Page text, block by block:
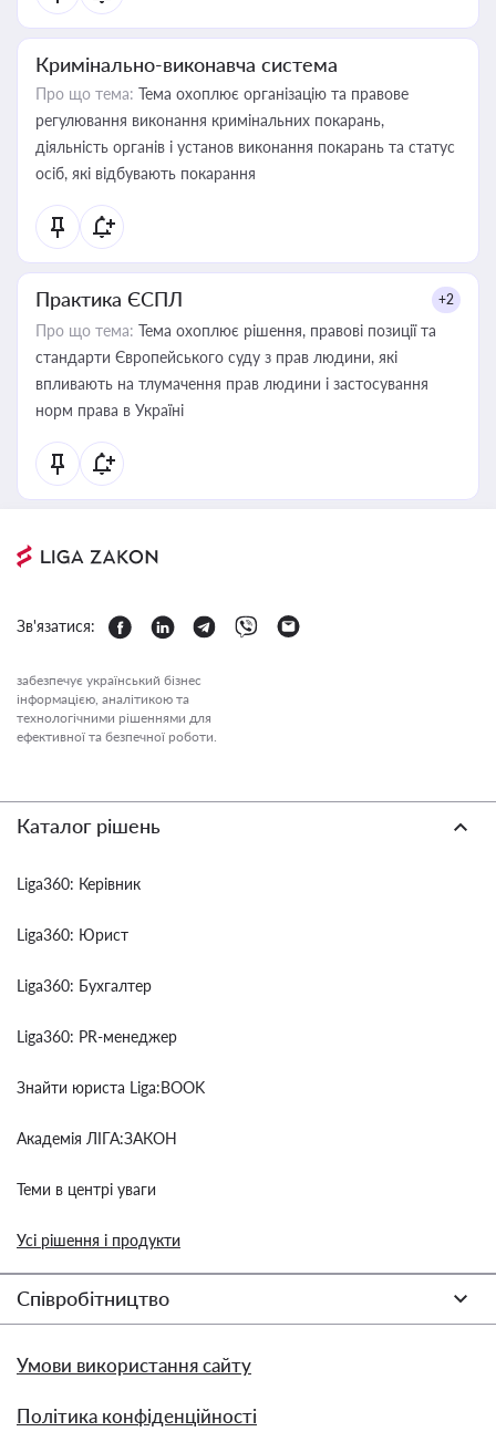
Кримінально-виконавча система
Про що тема: Тема охоплює організацію та правове
регулювання виконання кримінальних покарань,
діяльність органів і установ виконання покарань та статус
осіб, які відбувають покарання
Практика ЄСПЛ +2
Про що тема: Тема охоплює рішення, правові позиції та
стандарти Європейського суду з прав людини, які
впливають на тлумачення прав людини і застосування
норм права в Україні
Зв'язатися:
забезпечує український бізнес
інформацією, аналітикою та
технологічними рішеннями для
ефективної та безпечної роботи.
Каталог рішень
Liga360: Керівник
Liga360: Юрист
Liga360: Бухгалтер
Liga360: PR-менеджер
Знайти юриста Liga:BOOK
Академія ЛІГА:ЗАКОН
Теми в центрі уваги
Усі рішення і продукти
Співробітництво
Умови використання сайту
Політика конфіденційності